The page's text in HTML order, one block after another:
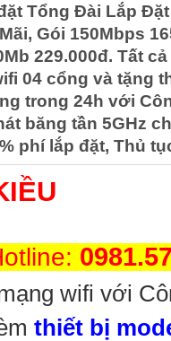
Tổng Đài Lắp
Gói 150Mbps
229.000đ. Tất
04 cổng và tặng
trong 24h với
băng tần 5GHz
phí lắp đặt, Thủ
wifi với
thiết bị